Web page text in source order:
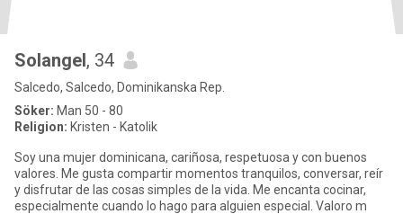
Solangel, 34
Salcedo, Salcedo, Dominikanska Rep.
Söker: Man 50 - 80
Religion: Kristen - Katolik
Soy una mujer dominicana, cariñosa, respetuosa y con buenos
valores. Me gusta compartir momentos tranquilos, conversar, reír
y disfrutar de las cosas simples de la vida. Me encanta cocinar,
especialmente cuando lo hago para alguien especial. Valoro m